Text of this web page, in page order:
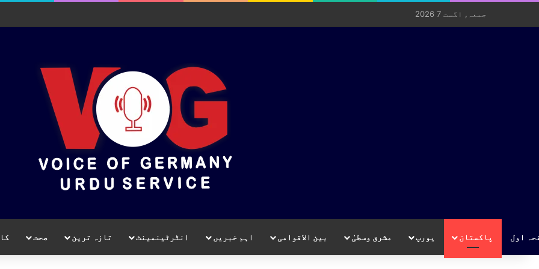
جمعہ, اگست 7 2026
اول پاکستان یورپ مشرق وسطیٰ بین الاقوامی اہم خبریں انٹرٹینمینٹ تازہ ترین صحت